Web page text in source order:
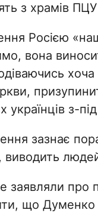
з храмів
Росією
вона
українців з-
зазнає
виводить
заявляли про
що Думенко